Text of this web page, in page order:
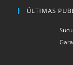
ÚLTIMAS